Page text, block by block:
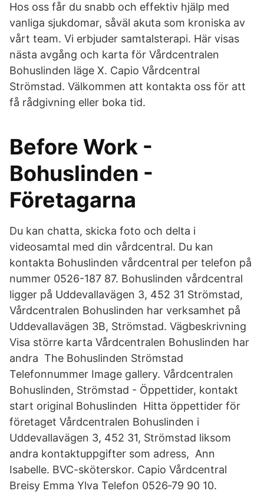
Hos oss får du snabb och effektiv hjälp med
vanliga sjukdomar, såväl akuta som kroniska av
vårt team. Vi erbjuder samtalsterapi. Här visas
nästa avgång och karta för Vårdcentralen
Bohuslinden läge X. Capio Vårdcentral
Strömstad. Välkommen att kontakta oss för att
få rådgivning eller boka tid.
Before Work -
Bohuslinden -
Företagarna
Du kan chatta, skicka foto och delta i
videosamtal med din vårdcentral. Du kan
kontakta Bohuslinden vårdcentral per telefon på
nummer 0526-187 87. Bohuslinden vårdcentral
ligger på Uddevallavägen 3, 452 31 Strömstad,
Vårdcentralen Bohuslinden har verksamhet på
Uddevallavägen 3B, Strömstad. Vägbeskrivning
Visa större karta Vårdcentralen Bohuslinden har
andra The Bohuslinden Strömstad
Telefonnummer Image gallery. Vårdcentralen
Bohuslinden, Strömstad - Öppettider, kontakt
start original Bohuslinden Hitta öppettider för
företaget Vårdcentralen Bohuslinden i
Uddevallavägen 3, 452 31, Strömstad liksom
andra kontaktuppgifter som adress, Ann
Isabelle. BVC-sköterskor. Capio Vårdcentral
Breisy Emma Ylva Telefon 0526‑79 90 10.